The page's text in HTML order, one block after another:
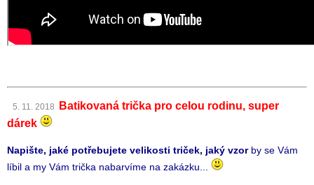
5. 11. 2018
Batikovaná trička pro celou rodinu, super
dárek
Napište, jaké potřebujete velikosti triček, jaký vzorby se Vám
líbil a my Vám trička nabarvíme na zakázku...